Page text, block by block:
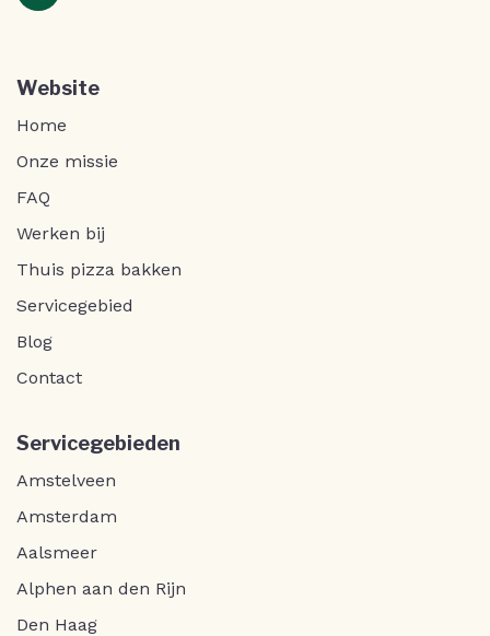
Website
Home
Onze missie
FAQ
Werken bij
Thuis pizza bakken
Servicegebied
Blog
Contact
Servicegebieden
Amstelveen
Amsterdam
Aalsmeer
Alphen aan den Rijn
Den Haag